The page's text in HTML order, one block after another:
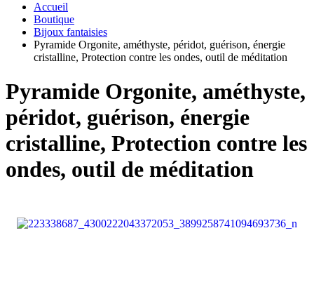
Accueil
Boutique
Bijoux fantaisies
Pyramide Orgonite, améthyste, péridot, guérison, énergie
cristalline, Protection contre les ondes, outil de méditation
Pyramide Orgonite, améthyste,
péridot, guérison, énergie
cristalline, Protection contre les
ondes, outil de méditation